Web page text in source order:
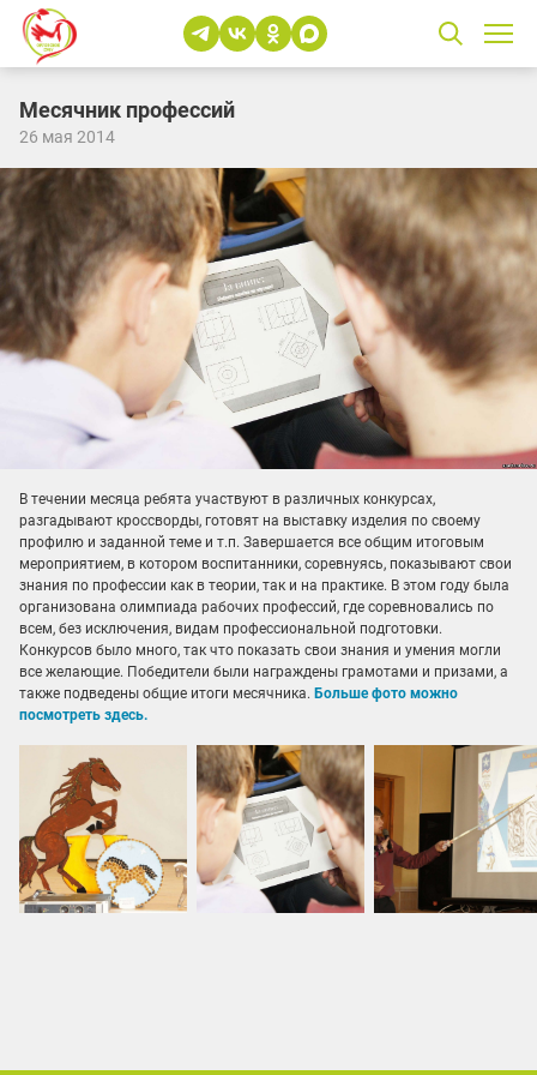
Месячник профессий
26 мая 2014
В течении месяца ребята участвуют в различных конкурсах,
разгадывают кроссворды, готовят на выставку изделия по своему
профилю и заданной теме и т.п. Завершается все общим итоговым
мероприятием, в котором воспитанники, соревнуясь, показывают свои
знания по профессии как в теории, так и на практике. В этом году была
организована олимпиада рабочих профессий, где соревновались по
всем, без исключения, видам профессиональной подготовки.
Конкурсов было много, так что показать свои знания и умения могли
все желающие. Победители были награждены грамотами и призами, а
также подведены общие итоги месячника. Больше фото можно
посмотреть здесь.